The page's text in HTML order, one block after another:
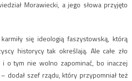
Morawiecki, a jego słowa przyjęto
się ideologią faszystowską, którą
historycy tak określają. Ale całe zło
o tym nie wolno zapominać, bo inaczej
dodał szef rządu, który przypomniał też